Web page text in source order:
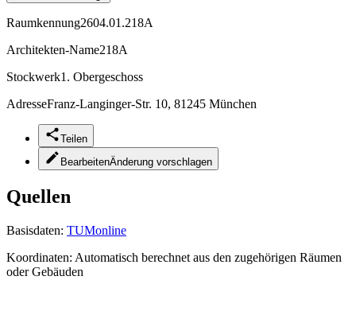
Raumkennung2604.01.218A
Architekten-Name218A
Stockwerk1. Obergeschoss
AdresseFranz-Langinger-Str. 10, 81245 München
Teilen
BearbeitenÄnderung vorschlagen
Quellen
Basisdaten: TUMonline
Koordinaten: Automatisch berechnet aus den zugehörigen Räumen
oder Gebäuden